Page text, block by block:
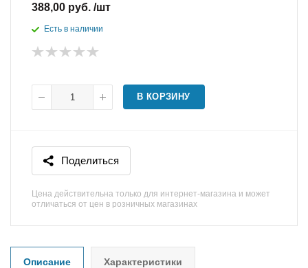
388,00 руб. /шт
Есть в наличии
В КОРЗИНУ
Поделиться
Цена действительна только для интернет-магазина и может
отличаться от цен в розничных магазинах
Описание Характеристики